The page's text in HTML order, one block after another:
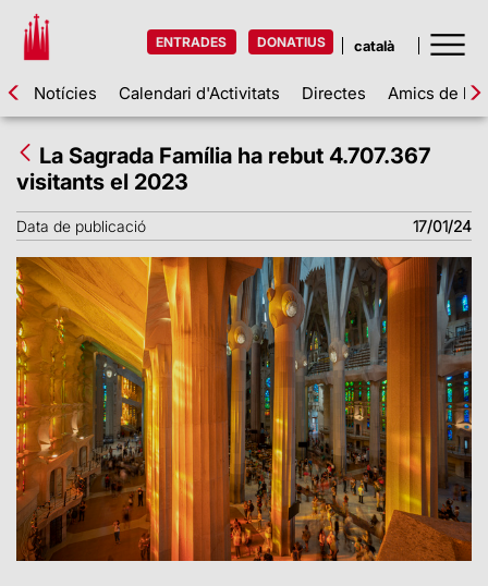
ENTRADES DONATIUS
Notícies Calendari d'Activitats Directes Amics de la
La Sagrada Família ha rebut 4.707.367
visitants el 2023
Data de publicació 17/01/24